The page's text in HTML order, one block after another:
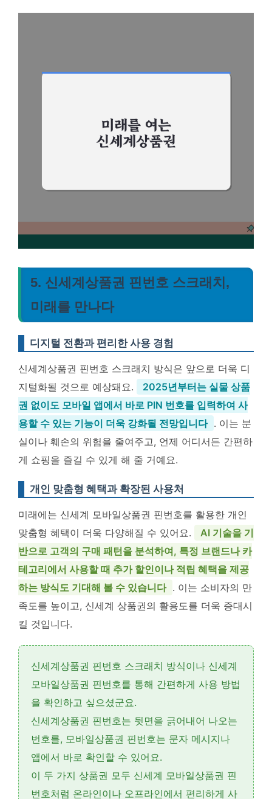
5. 신세계상품권 핀번호 스크래치,
미래를 만나다
디지털 전환과 편리한 사용 경험
신세계상품권 핀번호 스크래치 방식은 앞으로 더욱 디
지털화될 것으로 예상돼요.
2025년부터는 실물 상품
권 없이도 모바일 앱에서 바로 PIN 번호를 입력하여 사
용할 수 있는 기능이 더욱 강화될 전망입니다 . 이는 분
실이나 훼손의 위험을 줄여주고, 언제 어디서든 간편하
게 쇼핑을 즐길 수 있게 해 줄 거예요.
개인 맞춤형 혜택과 확장된 사용처
미래에는 신세계 모바일상품권 핀번호를 활용한 개인
맞춤형 혜택이 더욱 다양해질 수 있어요.
AI 기술을 기
반으로 고객의 구매 패턴을 분석하여, 특정 브랜드나 카
테고리에서 사용할 때 추가 할인이나 적립 혜택을 제공
하는 방식도 기대해 볼 수 있습니다 . 이는 소비자의 만
족도를 높이고, 신세계 상품권의 활용도를 더욱 증대시
킬 것입니다.
신세계상품권 핀번호 스크래치 방식이나 신세계
모바일상품권 핀번호를 통해 간편하게 사용 방법
을 확인하고 싶으셨군요.
신세계상품권 핀번호는 뒷면을 긁어내어 나오는
번호를, 모바일상품권 핀번호는 문자 메시지나
앱에서 바로 확인할 수 있어요.
이 두 가지 상품권 모두 신세계 모바일상품권 핀
번호처럼 온라인이나 오프라인에서 편리하게 사